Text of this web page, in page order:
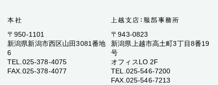
〒950-1101
新潟県新潟市西区山田3081番地
6
TEL.025-378-4075
FAX.025-378-4077
〒943-0823
新潟県上越市高土町3丁目8番19
号
オフィスLO 2F
TEL.025-546-7200
FAX.025-546-7213